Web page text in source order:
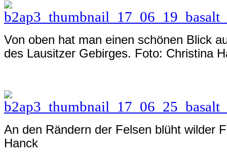
Von oben hat man einen schönen Blick
des Lausitzer Gebirges. Foto: Christina
An den Rändern der Felsen blüht wilder
Hanck